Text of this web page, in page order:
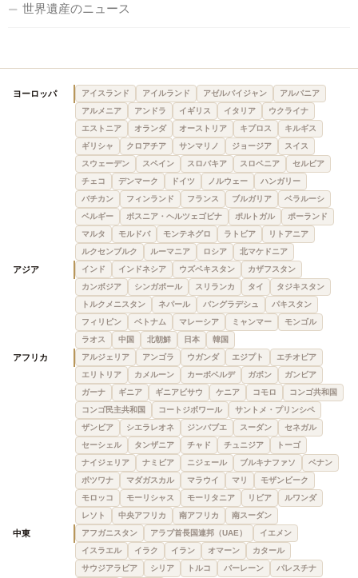
世界遺産のニュース
ヨーロッパ アイスランド アイルランド アゼルバイジャン
アルバニア
アルメニア
アンドラ イギリス イタリア
ウクライナ
エストニア
オランダ オーストリア キプロス
キルギス
ギリシャ
クロアチア サンマリノ ジョージア
スイス
スウェーデン
スペイン スロバキア スロベニア
セルビア
チェコ
デンマーク ドイツ ノルウェー
ハンガリー
バチカン
フィンランド フランス ブルガリア
ベラルーシ
ベルギー
ボスニア・ヘルツェゴビナ ポルトガル
ポーランド
マルタ
モルドバ モンテネグロ ラトビア
リトアニア
ルクセンブルク
ルーマニア ロシア 北マケドニア
アジア インド インドネシア ウズベキスタン
カザフスタン
カンボジア
シンガポール スリランカ タイ
タジキスタン
トルクメニスタン
ネパール バングラデシュ
パキスタン
フィリピン
ベトナム マレーシア ミャンマー
モンゴル
ラオス
中国 北朝鮮 日本 韓国
アフリカ アルジェリア アンゴラ ウガンダ エジプト
エチオピア
エリトリア
カメルーン カーボベルデ ガボン
ガンビア
ガーナ
ギニア ギニアビサウ ケニア コモロ
コンゴ共和国
コンゴ民主共和国
コートジボワール
サントメ・プリンシペ
ザンビア
シエラレオネ ジンバブエ スーダン
セネガル
セーシェル
タンザニア チャド チュニジア
トーゴ
ナイジェリア
ナミビア ニジェール ブルキナファソ
ベナン
ボツワナ
マダガスカル マラウイ マリ
モザンビーク
モロッコ
モーリシャス モーリタニア リビア
ルワンダ
レソト
中央アフリカ 南アフリカ 南スーダン
中東 アフガニスタン アラブ首長国連邦（UAE）
イエメン
イスラエル
イラク イラン オマーン
カタール
サウジアラビア
シリア トルコ バーレーン
パレスチナ